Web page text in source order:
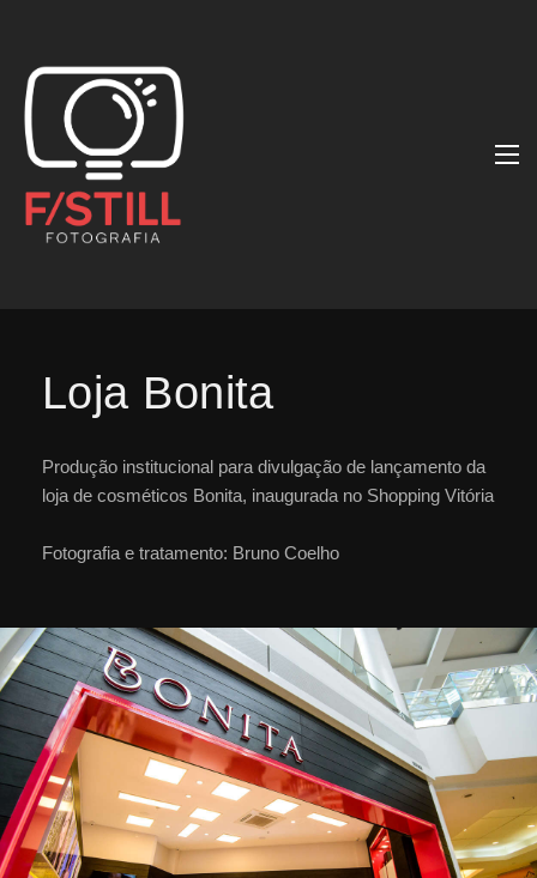
Loja Bonita
Produção institucional para divulgação de lançamento da
loja de cosméticos Bonita, inaugurada no Shopping Vitória
Fotografia e tratamento: Bruno Coelho